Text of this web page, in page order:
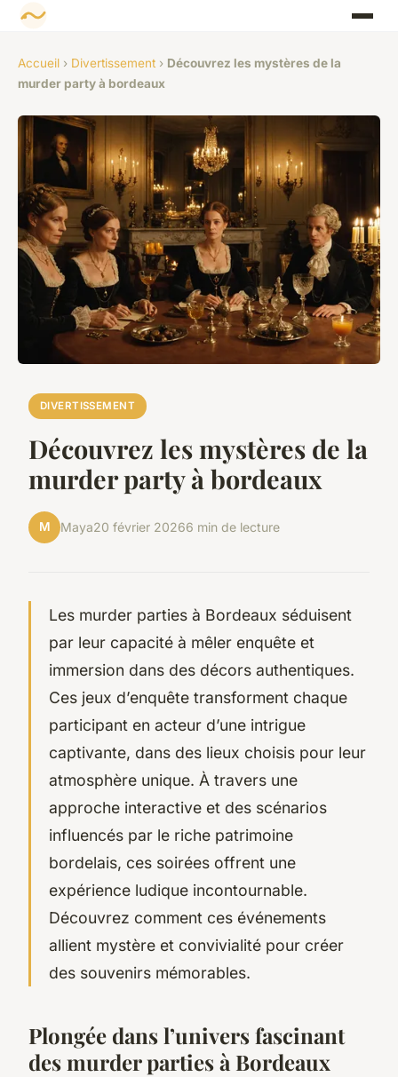
Accueil › Divertissement › Découvrez les mystères de la
murder party à bordeaux
DIVERTISSEMENT
Découvrez les mystères de la
murder party à bordeaux
M Maya20 février 20266 min de lecture
Les murder parties à Bordeaux séduisent
par leur capacité à mêler enquête et
immersion dans des décors authentiques.
Ces jeux d’enquête transforment chaque
participant en acteur d’une intrigue
captivante, dans des lieux choisis pour leur
atmosphère unique. À travers une
approche interactive et des scénarios
influencés par le riche patrimoine
bordelais, ces soirées offrent une
expérience ludique incontournable.
Découvrez comment ces événements
allient mystère et convivialité pour créer
des souvenirs mémorables.
Plongée dans l’univers fascinant
des murder parties à Bordeaux